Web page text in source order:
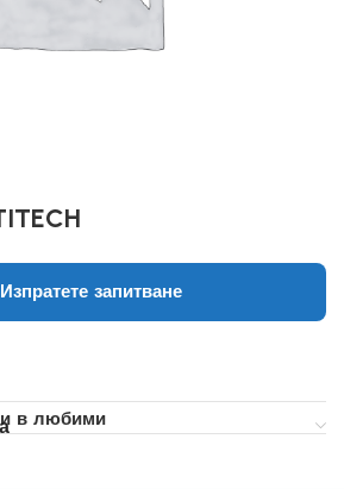
Изпратете запитване
в любими